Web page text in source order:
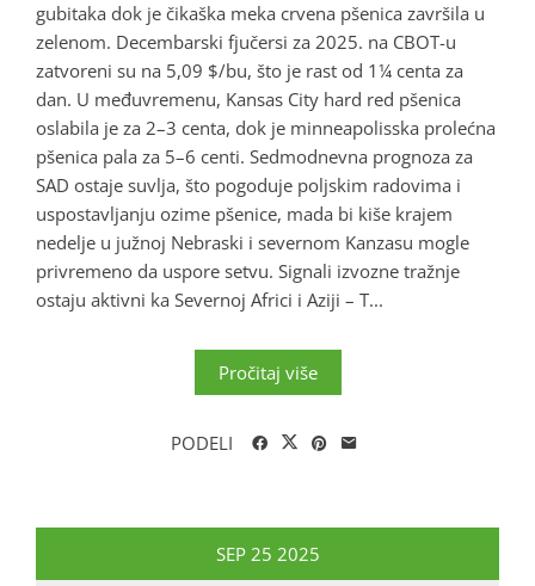
gubitaka dok je čikaška meka crvena pšenica završila u
zelenom. Decembarski fjučersi za 2025. na CBOT-u
zatvoreni su na 5,09 $/bu, što je rast od 1¼ centa za
dan. U međuvremenu, Kansas City hard red pšenica
oslabila je za 2–3 centa, dok je minneapolisska prolećna
pšenica pala za 5–6 centi. Sedmodnevna prognoza za
SAD ostaje suvlja, što pogoduje poljskim radovima i
uspostavljanju ozime pšenice, mada bi kiše krajem
nedelje u južnoj Nebraski i severnom Kanzasu mogle
privremeno da uspore setvu. Signali izvozne tražnje
ostaju aktivni ka Severnoj Africi i Aziji – T...
Pročitaj više
PODELI
SEP 25 2025